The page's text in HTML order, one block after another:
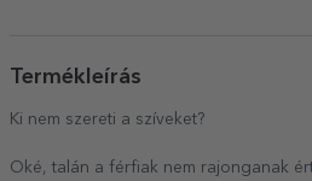
Termékleírás
Ki nem szereti a szíveket?
Oké, talán a férfiak nem rajonganak